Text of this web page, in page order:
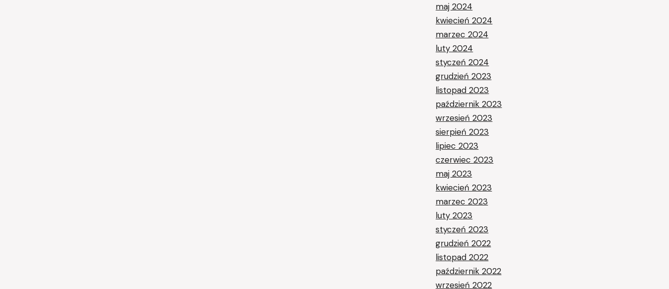
maj 2024
kwiecień 2024
marzec 2024
luty 2024
styczeń 2024
grudzień 2023
listopad 2023
październik 2023
wrzesień 2023
sierpień 2023
lipiec 2023
czerwiec 2023
maj 2023
kwiecień 2023
marzec 2023
luty 2023
styczeń 2023
grudzień 2022
listopad 2022
październik 2022
wrzesień 2022